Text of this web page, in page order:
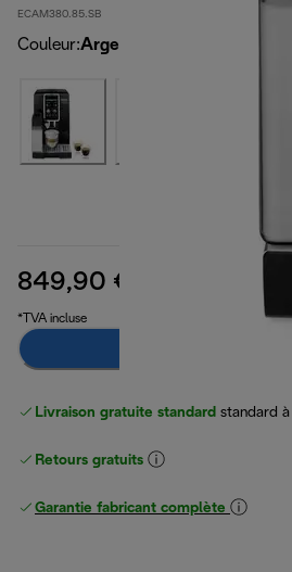
ECAM380.85.SB
Couleur:Argent
849,90 €
*TVA incluse
Livraison gratuite standard standard
Retours gratuits
Garantie fabricant complète